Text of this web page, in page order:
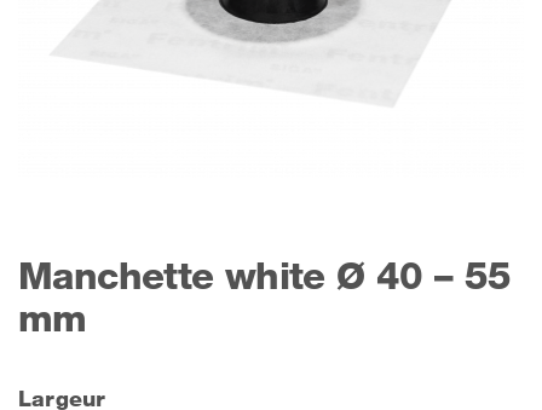
Manchette white Ø 40 – 55
mm
Largeur